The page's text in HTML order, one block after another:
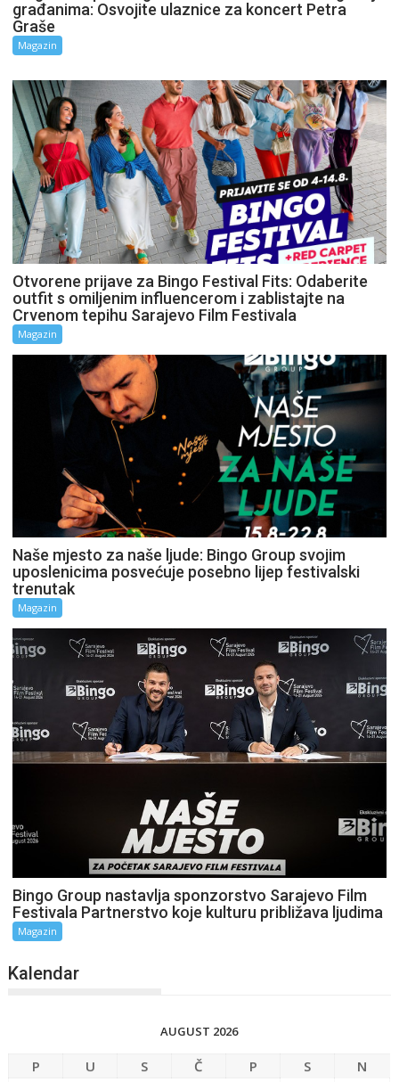
građanima: Osvojite ulaznice za koncert Petra
Graše
Magazin
Otvorene prijave za Bingo Festival Fits: Odaberite
outfit s omiljenim influencerom i zablistajte na
Crvenom tepihu Sarajevo Film Festivala
Magazin
Naše mjesto za naše ljude: Bingo Group svojim
uposlenicima posvećuje posebno lijep festivalski
trenutak
Magazin
Bingo Group nastavlja sponzorstvo Sarajevo Film
Festivala Partnerstvo koje kulturu približava ljudima
Magazin
Kalendar
AUGUST 2026
P U S Č P S
N